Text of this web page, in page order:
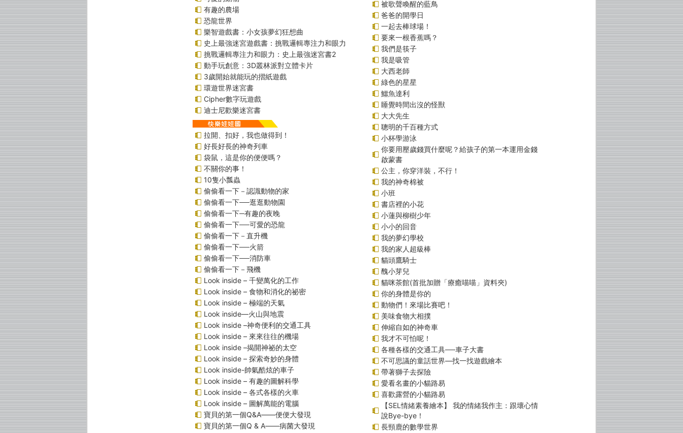
有趣的農場
恐龍世界
樂智遊戲書：小女孩夢幻狂想曲
史上最強迷宮遊戲書：挑戰邏輯專注力和眼力
挑戰邏輯專注力和眼力：史上最強迷宮書2
動手玩創意：3D叢林派對立體卡片
3歲開始就能玩的摺紙遊戲
環遊世界迷宮書
Cipher數字玩遊戲
迪士尼歡樂迷宮書
拉開、扣好，我也做得到！
好長好長的神奇列車
袋鼠，這是你的便便嗎？
不關你的事！
10隻小瓢蟲
偷偷看一下－認識動物的家
偷偷看一下──逛逛動物園
偷偷看一下─有趣的夜晚
偷偷看一下──可愛的恐龍
偷偷看一下－直升機
偷偷看一下──火箭
偷偷看一下──消防車
偷偷看一下－飛機
Look inside – 千變萬化的工作
Look inside – 食物和消化的祕密
Look inside – 極端的天氣
Look inside—火山與地震
Look inside –神奇便利的交通工具
Look inside – 來來往往的機場
Look inside –揭開神祕的太空
Look inside – 探索奇妙的身體
Look inside-帥氣酷炫的車子
Look inside – 有趣的圖解科學
Look inside – 各式各樣的火車
Look inside – 圖解萬能的電腦
寶貝的第一個Q&A――便便大發現
寶貝的第一個Q & A――病菌大發現
被歌聲喚醒的藍鳥
爸爸的開學日
一起去棒球場！
要來一根香蕉嗎？
我們是筷子
我是吸管
大西老師
綠色的星星
鱷魚達利
睡覺時間出沒的怪獸
大大先生
聰明的千百種方式
小杯學游泳
你要用壓歲錢買什麼呢？給孩子的第一本運用金錢
啟蒙書
公主，你穿洋裝，不行！
我的神奇棉被
小班
書店裡的小花
小蓮與柳樹少年
小小的回音
我的夢幻學校
我的家人超級棒
貓頭鷹騎士
醜小芽兒
貓咪茶館(首批加贈「療癒喵喵」資料夾)
你的身體是你的
動物們！來場比賽吧！
美味食物大相撲
伸縮自如的神奇車
我才不可怕呢！
各種各樣的交通工具──車子大書
不可思議的童話世界—找一找遊戲繪本
帶著獅子去探險
愛看名畫的小貓路易
喜歡露營的小貓路易
【SEL情緒素養繪本】 我的情緒我作主：跟壞心情
說Bye-bye！
長頸鹿的數學世界